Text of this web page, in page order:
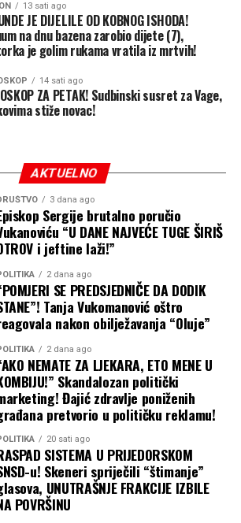
13 sati ago
JE DIJELILE OD KOBNOG ISHODA!
na dnu bazena zarobio dijete (7),
je golim rukama vratila iz mrtvih!
14 sati ago
ZA PETAK! Sudbinski susret za Vage,
stiže novac!
AKTUELNO
3 dana ago
Sergije brutalno poručio
“U DANE NAJVEĆE TUGE ŠIRIŠ
i jeftine laži!”
2 dana ago
SE PREDSJEDNIČE DA DODIK
Tanja Vukomanović oštro
nakon obilježavanja “Oluje”
2 dana ago
NEMATE ZA LJEKARA, ETO MENE U
Skandalozan politički
Đajić zdravlje poniženih
pretvorio u političku reklamu!
20 sati ago
SISTEMA U PRIJEDORSKOM
u! Skeneri spriječili “štimanje”
UNUTRAŠNJE FRAKCIJE IZBILE
POVRŠINU